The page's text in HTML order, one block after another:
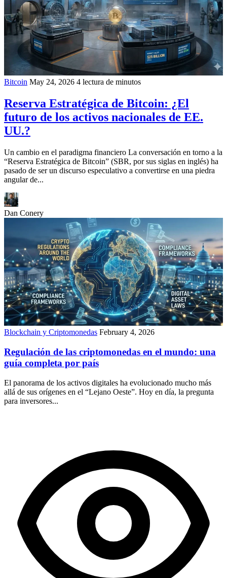
Bitcoin May 24, 2026 4 lectura de minutos
Reserva Estratégica de Bitcoin: ¿El
futuro de los activos nacionales de EE.
UU.?
Un cambio en el paradigma financiero La conversación en torno a la
“Reserva Estratégica de Bitcoin” (SBR, por sus siglas en inglés) ha
pasado de ser un discurso especulativo a convertirse en una piedra
angular de...
Dan Conery
Blockchain y Criptomonedas February 4, 2026
Regulación de las criptomonedas en el mundo: una
guía completa por país
El panorama de los activos digitales ha evolucionado mucho más
allá de sus orígenes en el “Lejano Oeste”. Hoy en día, la pregunta
para inversores...